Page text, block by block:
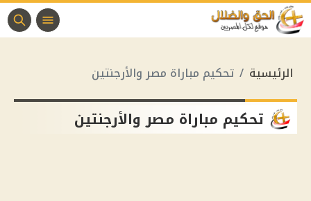
الرئيسية تحكيم مباراة مصر والأرجنتين
تحكيم مباراة مصر والأرجنتين